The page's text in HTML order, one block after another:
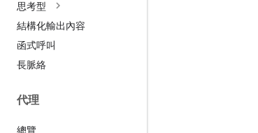
思考型
結構化輸出內容
函式呼叫
長脈絡
代理
總覽